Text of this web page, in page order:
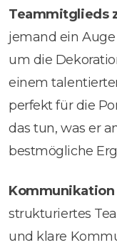
Teammitglieds
jemand ein
um die
einem
perfekt für die
das tun, was er
bestmögliche
Kommunikation
strukturiertes
und klare